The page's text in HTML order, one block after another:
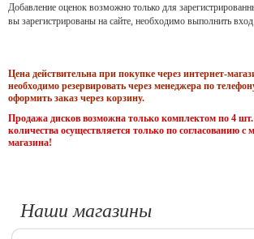
Добавление оценок возможно только для
вы зарегистрированы на сайте, необходимо выполнить вход.
Цена действительна при покупке через интернет-
необходимо резервировать через менеджера по
оформить заказ через корзину.
Продажа дисков возможна только комплектом по 4
количества осуществляется только по согласованию с
магазина!
Наши магазины